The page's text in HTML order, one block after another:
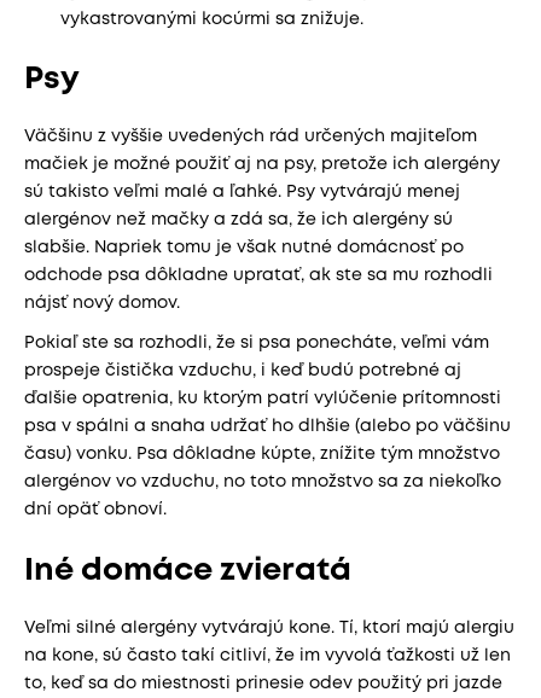
vykastrovanými kocúrmi sa znižuje.
Psy
Väčšinu z vyššie uvedených rád určených majiteľom
mačiek je možné použiť aj na psy, pretože ich alergény
sú takisto veľmi malé a ľahké. Psy vytvárajú menej
alergénov než mačky a zdá sa, že ich alergény sú
slabšie. Napriek tomu je však nutné domácnosť po
odchode psa dôkladne upratať, ak ste sa mu rozhodli
nájsť nový domov.
Pokiaľ ste sa rozhodli, že si psa ponecháte, veľmi vám
prospeje čistička vzduchu, i keď budú potrebné aj
ďalšie opatrenia, ku ktorým patrí vylúčenie prítomnosti
psa v spálni a snaha udržať ho dlhšie (alebo po väčšinu
času) vonku. Psa dôkladne kúpte, znížite tým množstvo
alergénov vo vzduchu, no toto množstvo sa za niekoľko
dní opäť obnoví.
Iné domáce zvieratá
Veľmi silné alergény vytvárajú kone. Tí, ktorí majú alergiu
na kone, sú často takí citliví, že im vyvolá ťažkosti už len
to, keď sa do miestnosti prinesie odev použitý pri jazde